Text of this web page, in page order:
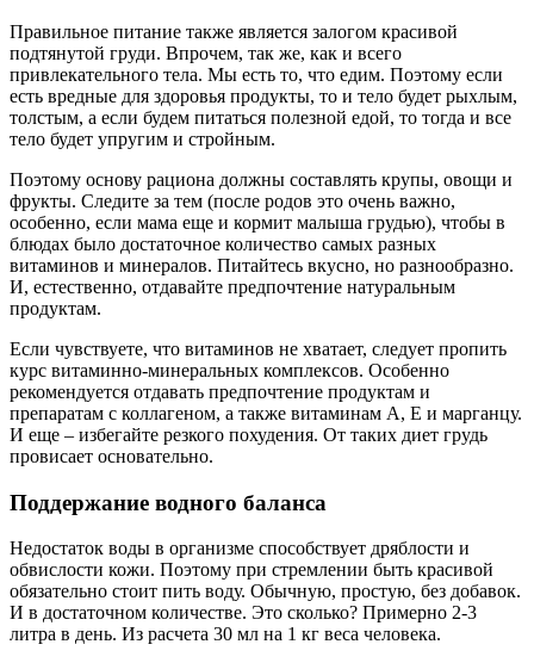
Правильное питание также является залогом красивой
подтянутой груди. Впрочем, так же, как и всего
привлекательного тела. Мы есть то, что едим. Поэтому если
есть вредные для здоровья продукты, то и тело будет рыхлым,
толстым, а если будем питаться полезной едой, то тогда и все
тело будет упругим и стройным.
Поэтому основу рациона должны составлять крупы, овощи и
фрукты. Следите за тем (после родов это очень важно,
особенно, если мама еще и кормит малыша грудью), чтобы в
блюдах было достаточное количество самых разных
витаминов и минералов. Питайтесь вкусно, но разнообразно.
И, естественно, отдавайте предпочтение натуральным
продуктам.
Если чувствуете, что витаминов не хватает, следует пропить
курс витаминно-минеральных комплексов. Особенно
рекомендуется отдавать предпочтение продуктам и
препаратам с коллагеном, а также витаминам А, Е и марганцу.
И еще – избегайте резкого похудения. От таких диет грудь
провисает основательно.
Поддержание водного баланса
Недостаток воды в организме способствует дряблости и
обвислости кожи. Поэтому при стремлении быть красивой
обязательно стоит пить воду. Обычную, простую, без добавок.
И в достаточном количестве. Это сколько? Примерно 2-3
литра в день. Из расчета 30 мл на 1 кг веса человека.